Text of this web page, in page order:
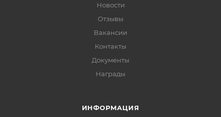
Новости
Отзывы
Вакансии
Контакты
Документы
Награды
ИНФОРМАЦИЯ